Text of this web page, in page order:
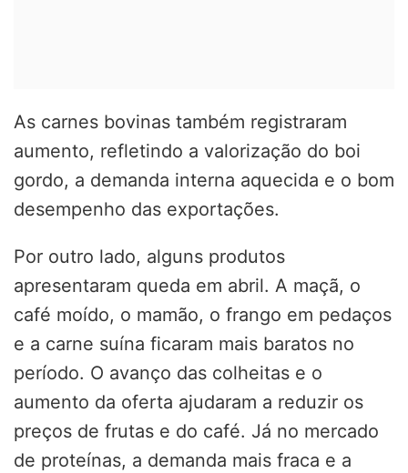
As carnes bovinas também registraram
aumento, refletindo a valorização do boi
gordo, a demanda interna aquecida e o bom
desempenho das exportações.
Por outro lado, alguns produtos
apresentaram queda em abril. A maçã, o
café moído, o mamão, o frango em pedaços
e a carne suína ficaram mais baratos no
período. O avanço das colheitas e o
aumento da oferta ajudaram a reduzir os
preços de frutas e do café. Já no mercado
de proteínas, a demanda mais fraca e a